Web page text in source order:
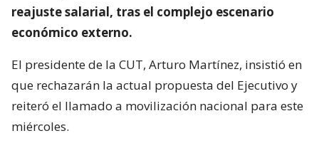
reajuste salarial, tras el complejo escenario
económico externo.
El presidente de la CUT, Arturo Martínez, insistió en
que rechazarán la actual propuesta del Ejecutivo y
reiteró el llamado a movilización nacional para este
miércoles.